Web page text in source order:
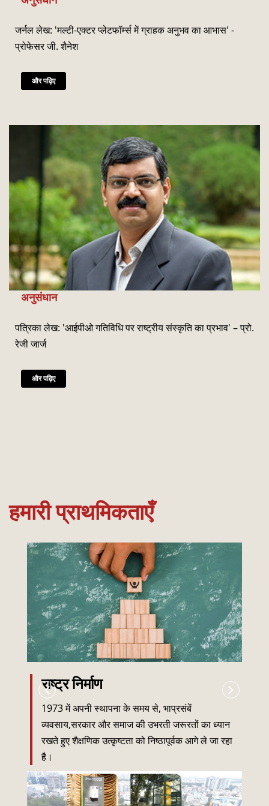
जनवरी
12th
CSITM invites applications for the First Doctoral
Consortium under InCIS 2027
जर्नल लेख: 'मल्टी-एक्टर प्लेटफॉर्म्स में ग्राहक अनुभव का आभास' -
प्रोफेसर जी. शैनेश
और पढ़िए
अनुसंधान
पत्रिका लेख: 'आईपीओ गतिविधि पर राष्‍ट्रीय संस्‍कृति का प्रभाव' – प्रो.
रेजी जार्ज
और पढ़िए
हमारी प्राथमिकताएँ
राष्ट्र निर्माण
1973 में अपनी स्थापना के समय से, भाप्रसंबें
व्यवसाय,सरकार और समाज की उभरती जरूरतों का ध्यान
रखते हुए शैक्षणिक उत्कृष्टता को निष्ठापूर्वक आगे ले जा रहा
है।